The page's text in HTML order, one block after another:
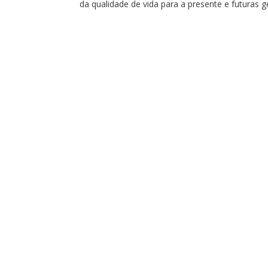
da qualidade de vida para a presente e futuras